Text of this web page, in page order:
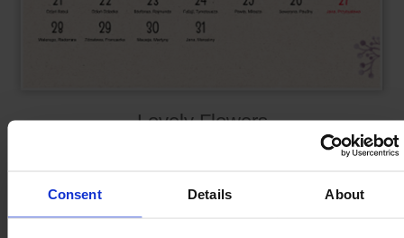
Consent Details About
Lovely Flowers